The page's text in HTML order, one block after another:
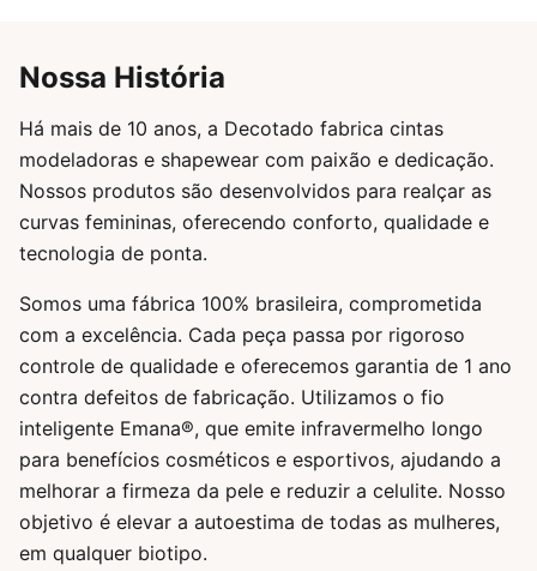
Nossa História
Há mais de 10 anos, a Decotado fabrica cintas
modeladoras e shapewear com paixão e dedicação.
Nossos produtos são desenvolvidos para realçar as
curvas femininas, oferecendo conforto, qualidade e
tecnologia de ponta.
Somos uma fábrica 100% brasileira, comprometida
com a excelência. Cada peça passa por rigoroso
controle de qualidade e oferecemos garantia de 1 ano
contra defeitos de fabricação. Utilizamos o fio
inteligente Emana®, que emite infravermelho longo
para benefícios cosméticos e esportivos, ajudando a
melhorar a firmeza da pele e reduzir a celulite. Nosso
objetivo é elevar a autoestima de todas as mulheres,
em qualquer biotipo.